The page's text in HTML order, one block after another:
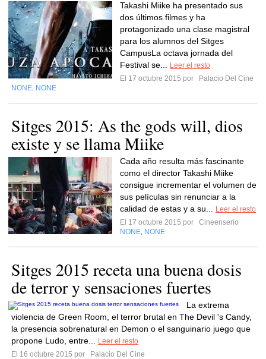
Takashi Miike ha presentado sus
dos últimos filmes y ha
protagonizado una clase magistral
para los alumnos del Sitges
CampusLa octava jornada del
Festival se...
Leer el resto
El 17 octubre 2015 por
Palacio Del Cine
NONE NONE
Sitges 2015: As the gods will, dios
existe y se llama Miike
Cada año resulta más fascinante
como el director Takashi Miike
consigue incrementar el volumen de
sus películas sin renunciar a la
calidad de estas y a su...
Leer el resto
El 17 octubre 2015 por
Cineenserio
NONE NONE
Sitges 2015 receta una buena dosis
de terror y sensaciones fuertes
La extrema
violencia de Green Room, el terror brutal en The Devil 's Candy,
la presencia sobrenatural en Demon o el sanguinario juego que
propone Ludo, entre...
Leer el resto
El 16 octubre 2015 por
Palacio Del Cine